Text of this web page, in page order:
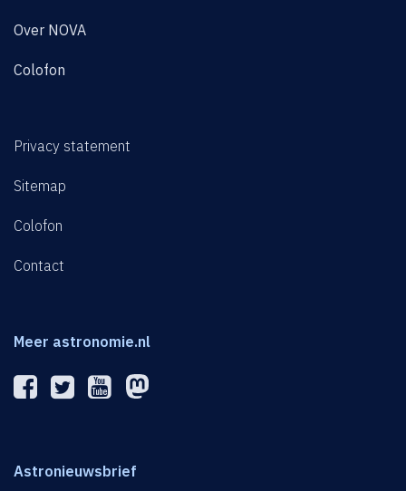
Over NOVA
Colofon
Privacy statement
Sitemap
Colofon
Contact
Meer astronomie.nl
Astronieuwsbrief